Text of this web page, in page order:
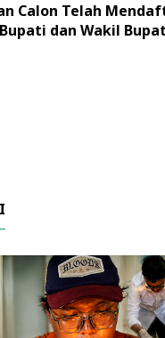
Calon Telah
dan Wakil